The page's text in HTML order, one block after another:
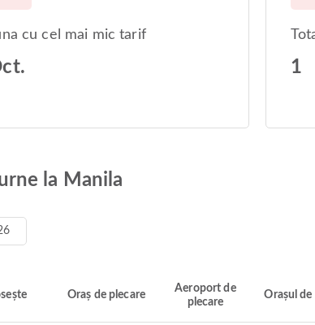
cu cel mai mic tarif
1
la Manila
Oraș de plecare
Aeroport de
plecare
Orașul de